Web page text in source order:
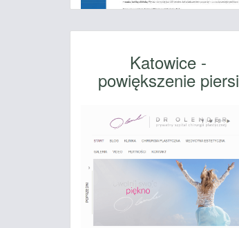
Katowice -
powiększenie piersi